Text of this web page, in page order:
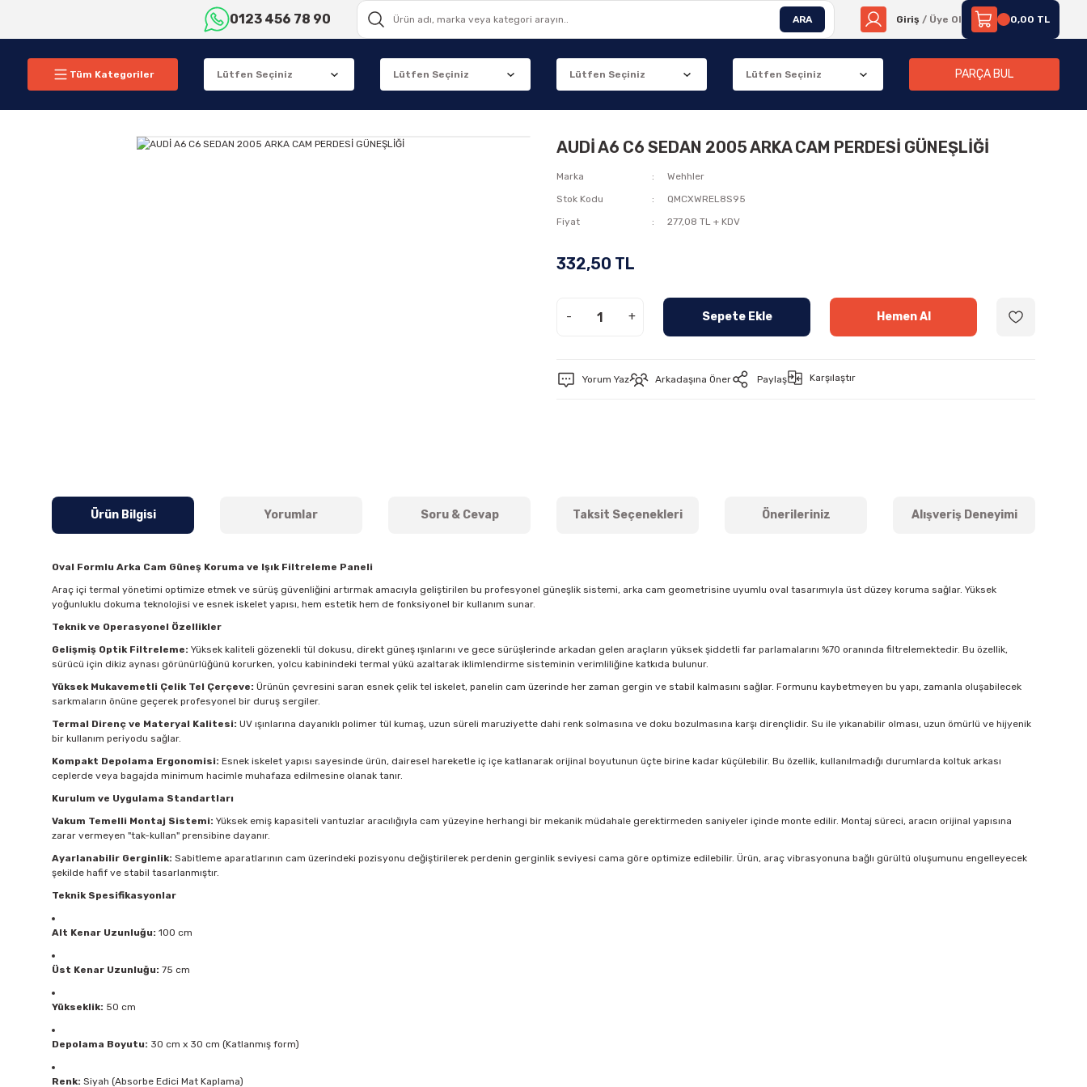
0123 456 78 90 ARA Giriş / Üye Ol 0,00 TL
Tüm Kategoriler PARÇA BUL
AUDİ A6 C6 SEDAN 2005 ARKA CAM PERDESİ GÜNEŞLİĞİ
Marka
Wehhler
Stok Kodu
QMCXWREL8S95
Fiyat
277,08 TL + KDV
332,50 TL
- + Sepete Ekle Hemen Al
Yorum Yaz Arkadaşına Öner Paylaş Karşılaştır
Ürün Bilgisi Yorumlar Soru & Cevap Taksit Seçenekleri Önerileriniz Alışveriş Deneyimi
Oval Formlu Arka Cam Güneş Koruma ve Işık Filtreleme Paneli
Araç içi termal yönetimi optimize etmek ve sürüş güvenliğini artırmak amacıyla geliştirilen bu profesyonel güneşlik sistemi, arka cam geometrisine uyumlu oval tasarımıyla üst düzey koruma sağlar. Yüksek
yoğunluklu dokuma teknolojisi ve esnek iskelet yapısı, hem estetik hem de fonksiyonel bir kullanım sunar.
Teknik ve Operasyonel Özellikler
Gelişmiş Optik Filtreleme: Yüksek kaliteli gözenekli tül dokusu, direkt güneş ışınlarını ve gece sürüşlerinde arkadan gelen araçların yüksek şiddetli far parlamalarını %70 oranında filtrelemektedir. Bu özellik,
sürücü için dikiz aynası görünürlüğünü korurken, yolcu kabinindeki termal yükü azaltarak iklimlendirme sisteminin verimliliğine katkıda bulunur.
Yüksek Mukavemetli Çelik Tel Çerçeve: Ürünün çevresini saran esnek çelik tel iskelet, panelin cam üzerinde her zaman gergin ve stabil kalmasını sağlar. Formunu kaybetmeyen bu yapı, zamanla oluşabilecek
sarkmaların önüne geçerek profesyonel bir duruş sergiler.
Termal Direnç ve Materyal Kalitesi: UV ışınlarına dayanıklı polimer tül kumaş, uzun süreli maruziyette dahi renk solmasına ve doku bozulmasına karşı dirençlidir. Su ile yıkanabilir olması, uzun ömürlü ve hijyenik
bir kullanım periyodu sağlar.
Kompakt Depolama Ergonomisi: Esnek iskelet yapısı sayesinde ürün, dairesel hareketle iç içe katlanarak orijinal boyutunun üçte birine kadar küçülebilir. Bu özellik, kullanılmadığı durumlarda koltuk arkası
ceplerde veya bagajda minimum hacimle muhafaza edilmesine olanak tanır.
Kurulum ve Uygulama Standartları
Vakum Temelli Montaj Sistemi: Yüksek emiş kapasiteli vantuzlar aracılığıyla cam yüzeyine herhangi bir mekanik müdahale gerektirmeden saniyeler içinde monte edilir. Montaj süreci, aracın orijinal yapısına
zarar vermeyen "tak-kullan" prensibine dayanır.
Ayarlanabilir Gerginlik: Sabitleme aparatlarının cam üzerindeki pozisyonu değiştirilerek perdenin gerginlik seviyesi cama göre optimize edilebilir. Ürün, araç vibrasyonuna bağlı gürültü oluşumunu engelleyecek
şekilde hafif ve stabil tasarlanmıştır.
Teknik Spesifikasyonlar
Alt Kenar Uzunluğu: 100 cm
Üst Kenar Uzunluğu: 75 cm
Yükseklik: 50 cm
Depolama Boyutu: 30 cm x 30 cm (Katlanmış form)
Renk: Siyah (Absorbe Edici Mat Kaplama)